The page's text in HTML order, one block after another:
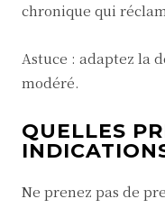
chronique qui
Astuce : adaptez la
modéré.
QUELLES
Ne prenez pas de